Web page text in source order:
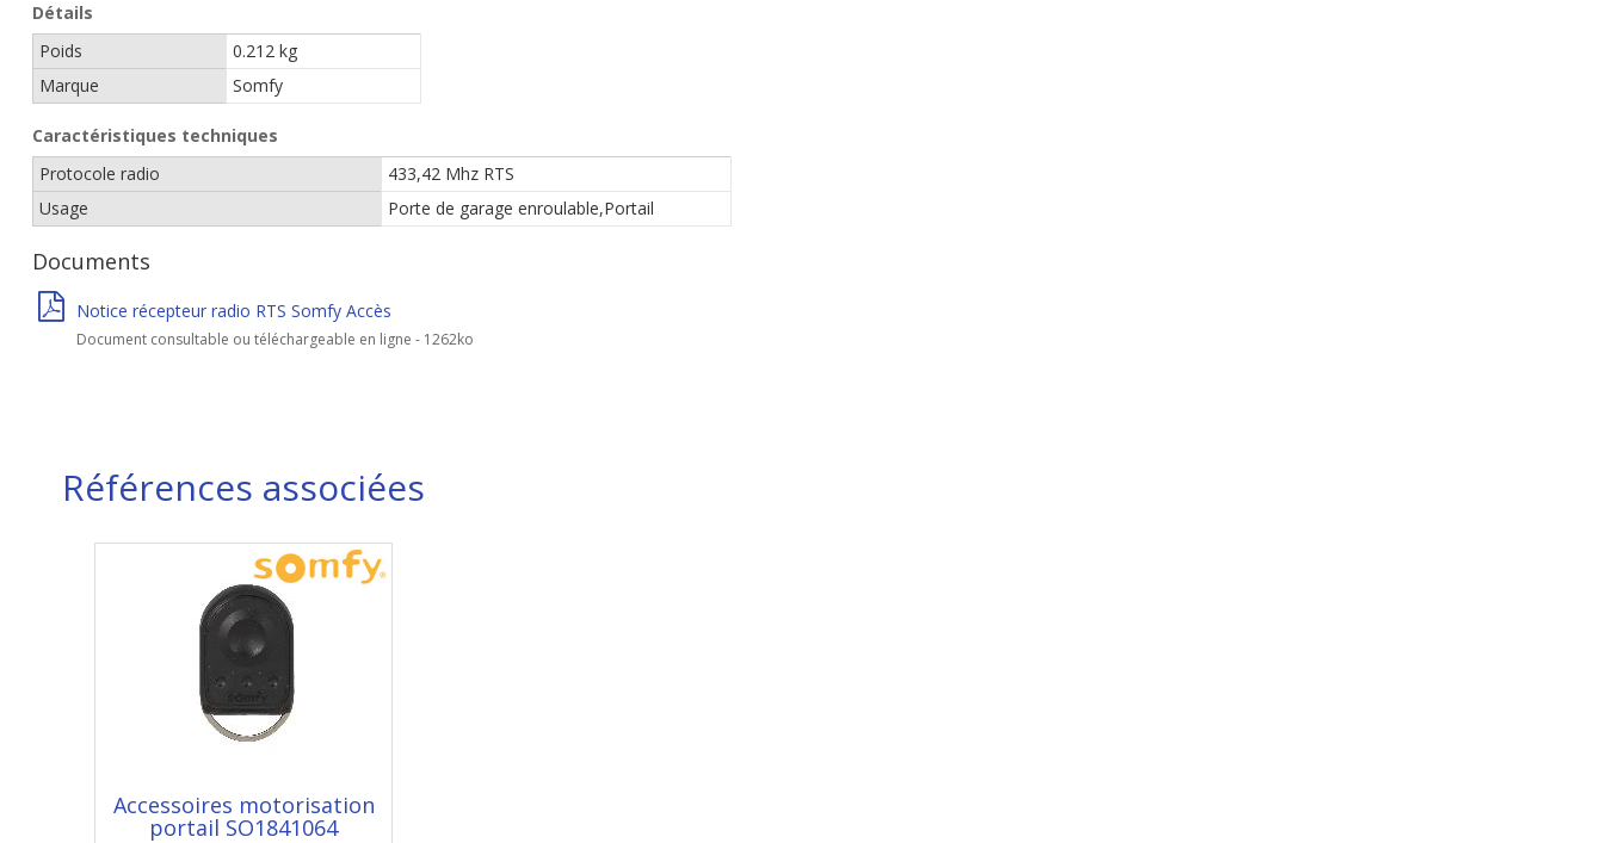
Détails
Poids
0.212 kg
Marque
Somfy
Caractéristiques techniques
Protocole radio
433,42 Mhz RTS
Usage
Porte de garage enroulable,Portail
Documents
Notice récepteur radio RTS Somfy Accès
Document consultable ou téléchargeable en ligne - 1262ko
Références associées
Accessoires motorisation
portail SO1841064